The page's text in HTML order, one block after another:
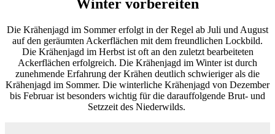
Winter vorbereiten
Die Krähenjagd im Sommer erfolgt in der Regel ab Juli und August
auf den geräumten Ackerflächen mit dem freundlichen Lockbild.
Die Krähenjagd im Herbst ist oft an den zuletzt bearbeiteten
Ackerflächen erfolgreich. Die Krähenjagd im Winter ist durch
zunehmende Erfahrung der Krähen deutlich schwieriger als die
Krähenjagd im Sommer. Die winterliche Krähenjagd von Dezember
bis Februar ist besonders wichtig für die darauffolgende Brut- und
Setzzeit des Niederwilds.